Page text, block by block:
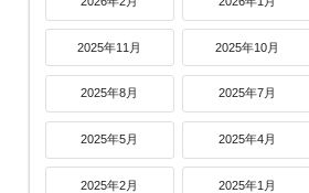
2025年11月 2025年10月
2025年8月 2025年7月
2025年5月 2025年4月
2025年2月 2025年1月